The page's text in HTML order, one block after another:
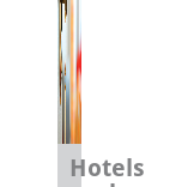
Hotels